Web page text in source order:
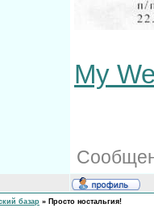
My
базар » Просто ностальгия!